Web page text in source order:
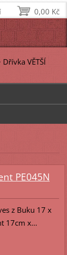
Dřívka VĚTŠÍ
PE045N
z Buku 17 x
17cm x...
0,00 Kč